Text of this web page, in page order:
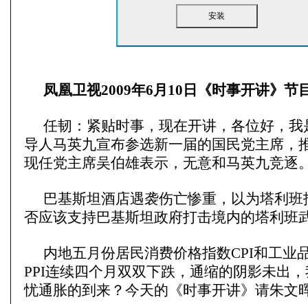
安装
凤凰卫视2009年6月10日《时事开讲》节
任韧：紧贴时事，现在开讲，各位好，
导人马英九宣布参选新一届的国民党主席，
现任党主席吴伯雄表示，无意和马英九竞逐
巴基斯坦酒店遇袭伤亡惨重，以为塔利
否应该支持巴基斯坦政府打击境内的塔利班
内地五月份居民消费价格指数CPI和工业
PPI连续四个月双双下跌，通缩的阴影未出
忧通胀的到来？今天的《时事开讲》请朱文